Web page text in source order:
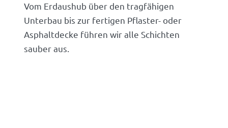
Vom Erdaushub über den tragfähigen
Unterbau bis zur fertigen Pflaster- oder
Asphaltdecke führen wir alle Schichten
sauber aus.